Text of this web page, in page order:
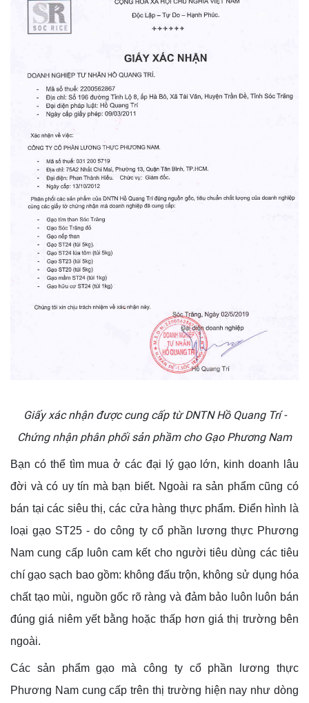
Giấy xác nhận được cung cấp từ DNTN Hồ Quang Trí -
Chứng nhận phân phối sản phầm cho Gạo Phương Nam
Bạn có thể tìm mua ở các đại lý gạo lớn, kinh doanh lâu
đời và có uy tín mà bạn biết. Ngoài ra sản phẩm cũng có
bán tại các siêu thị, các cửa hàng thực phẩm. Điển hình là
loại gạo ST25 - do công ty cổ phần lương thực Phương
Nam cung cấp luôn cam kết cho người tiêu dùng các tiêu
chí gạo sạch bao gồm: không đấu trộn, không sử dụng hóa
chất tạo mùi, nguồn gốc rõ ràng và đảm bảo luôn luôn bán
đúng giá niêm yết bằng hoặc thấp hơn giá thị trường bên
ngoài.
Các sản phẩm gạo mà công ty cổ phần lương thực
Phương Nam cung cấp trên thị trường hiện nay như dòng